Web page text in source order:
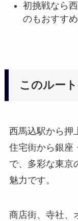
初挑戦なら
のもおすすめ
このルー
西馬込駅から押
住宅街から銀座
で、多彩な東京
魅力です。
商店街、寺社、